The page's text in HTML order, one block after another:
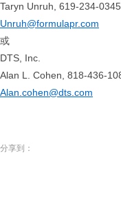
Taryn Unruh, 619-234-0345
Unruh@formulapr.com
或
DTS, Inc.
Alan L. Cohen, 818-436-
Alan.cohen@dts.com
分享到：